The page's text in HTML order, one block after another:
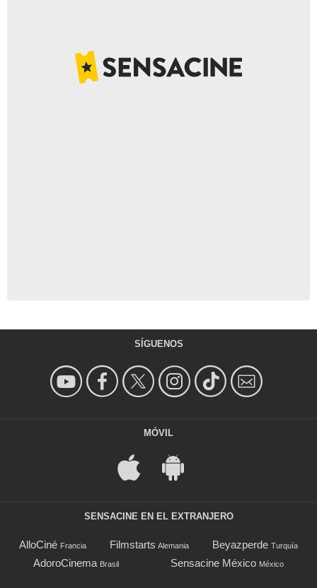
SÍGUENOS
MÓVIL
SENSACINE EN EL EXTRANJERO
AlloCiné Francia Filmstarts Alemania Beyazperde Turquía
AdoroCinema Brasil Sensacine México México